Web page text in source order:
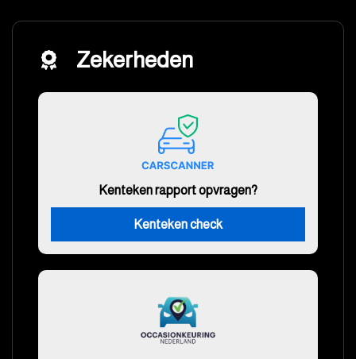
Zekerheden
Kenteken rapport opvragen?
Kenteken check